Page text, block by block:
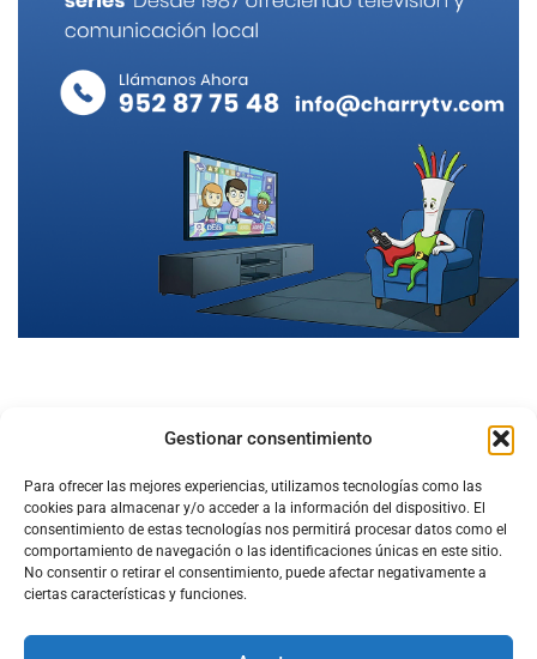
Gestionar consentimiento
Para ofrecer las mejores experiencias, utilizamos tecnologías como las
cookies para almacenar y/o acceder a la información del dispositivo. El
consentimiento de estas tecnologías nos permitirá procesar datos como el
comportamiento de navegación o las identificaciones únicas en este sitio.
No consentir o retirar el consentimiento, puede afectar negativamente a
ciertas características y funciones.